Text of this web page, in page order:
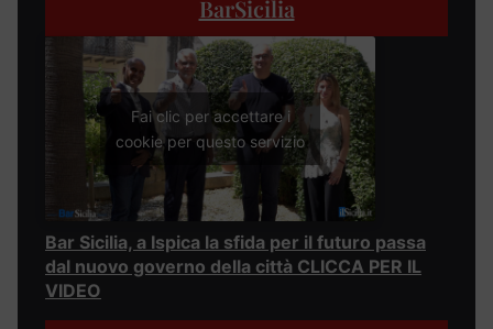
BarSicilia
Fai clic per accettare i
cookie per questo servizio
Bar Sicilia, a Ispica la sfida per il futuro passa
dal nuovo governo della città CLICCA PER IL
VIDEO